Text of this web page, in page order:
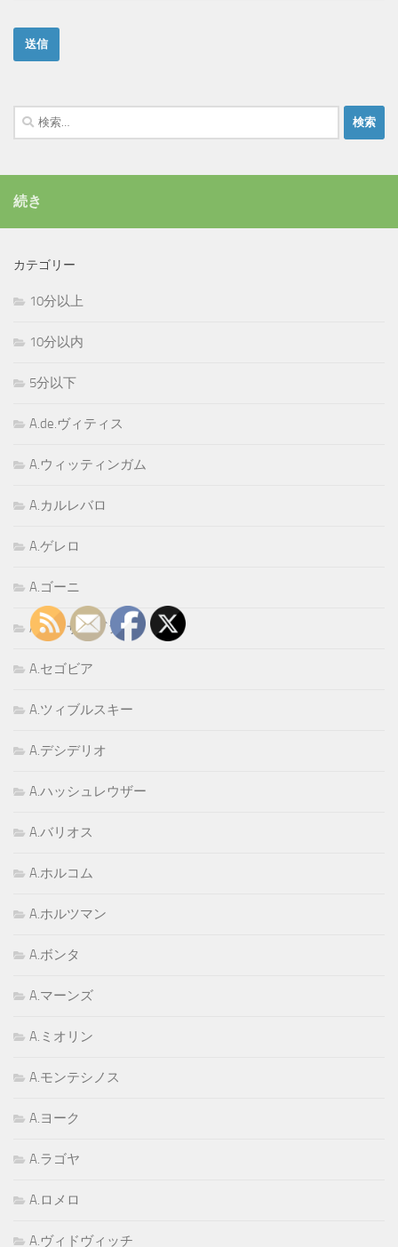
検
索:
続き
カテゴリー
10分以上
10分以内
5分以下
A.de.ヴィティス
A.ウィッティンガム
A.カルレバロ
A.ゲレロ
A.ゴーニ
A.スレザコヴァ
A.セゴビア
A.ツィブルスキー
A.デシデリオ
A.ハッシュレウザー
A.バリオス
A.ホルコム
A.ホルツマン
A.ボンタ
A.マーンズ
A.ミオリン
A.モンテシノス
A.ヨーク
A.ラゴヤ
A.ロメロ
A.ヴィドヴィッチ